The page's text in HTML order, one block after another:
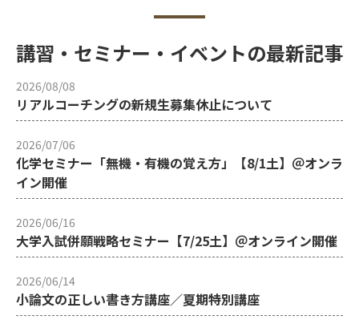
講習・セミナー・イベントの最新記事
2026/08/08
リアルコーチングの新規生募集休止について
2026/07/06
化学セミナー「無機・有機の覚え方」【8/1土】＠オンラ
イン開催
2026/06/16
大学入試併願戦略セミナー【7/25土】＠オンライン開催
2026/06/14
小論文の正しい書き方講座／夏期特別講座